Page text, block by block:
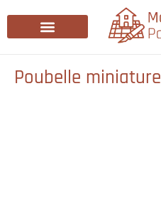
Poubelle miniature​